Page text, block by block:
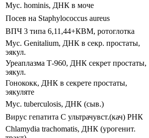
Myc. hominis, ДНК в моче
Посев на Staphylococcus aureus
ВПЧ 3 типа 6,11,44+КВМ, ротоглотка
Myc. Genitalium, ДНК в секр. простаты,
эякул.
Уреаплазма Т-960, ДНК секрет простаты,
эякул.
Гонококк, ДНК в секрете простаты,
эякуляте
Myc. tuberculosis, ДНК (сыв.)
Вирус гепатита С ультрачувст.(кач) РНК
Chlamydia trachomatis, ДНК (урогенит.